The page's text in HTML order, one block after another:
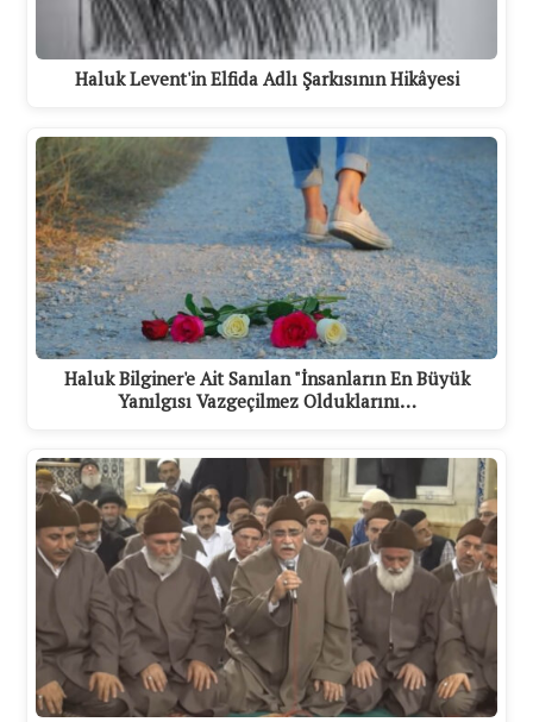
Haluk Levent'in Elfida Adlı Şarkısının Hikâyesi
Haluk Bilginer'e Ait Sanılan "İnsanların En Büyük
Yanılgısı Vazgeçilmez Olduklarını…